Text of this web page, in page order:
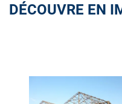
DÉCOUVRE EN